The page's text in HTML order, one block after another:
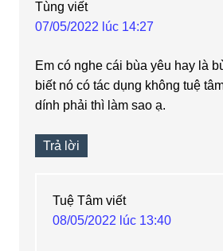
Tùng viết
07/05/2022 lúc 14:27
Em có nghe cái bùa yêu hay là
biết nó có tác dụng không tuệ
dính phải thì làm sao ạ.
Trả lời
Tuệ Tâm viết
08/05/2022 lúc 13:40